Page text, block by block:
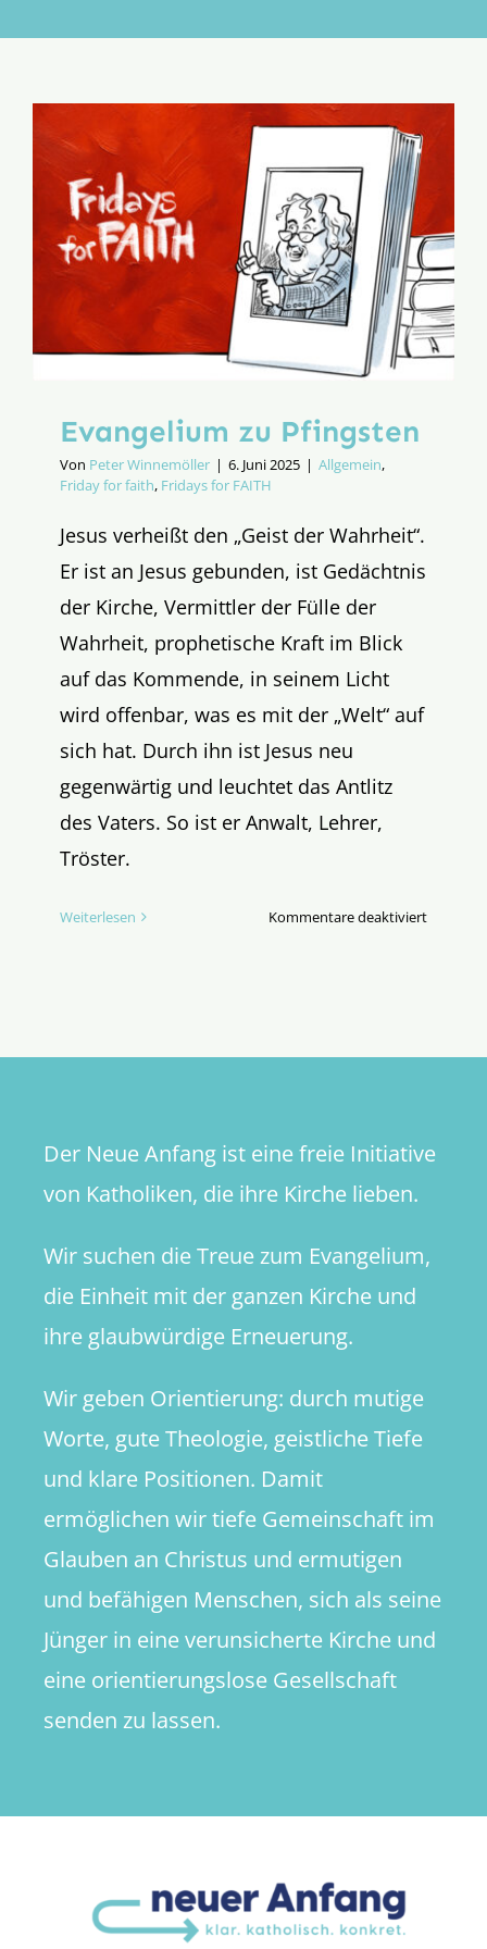
Aktion
Evangelium zu Pfingsten
Von Peter Winnemöller | 6. Juni 2025 | Allgemein,
Friday for faith, Fridays for FAITH
Jesus verheißt den „Geist der Wahrheit“.
Er ist an Jesus gebunden, ist Gedächtnis
der Kirche, Vermittler der Fülle der
Wahrheit, prophetische Kraft im Blick
auf das Kommende, in seinem Licht
wird offenbar, was es mit der „Welt“ auf
sich hat. Durch ihn ist Jesus neu
gegenwärtig und leuchtet das Antlitz
des Vaters. So ist er Anwalt, Lehrer,
Tröster.
Weiterlesen Kommentare deaktiviertfür
Der Neue Anfang ist eine freie Initiative
von Katholiken, die ihre Kirche lieben.
Wir suchen die Treue zum Evangelium,
die Einheit mit der ganzen Kirche und
ihre glaubwürdige Erneuerung.
Wir geben Orientierung: durch mutige
Worte, gute Theologie, geistliche Tiefe
und klare Positionen. Damit
ermöglichen wir tiefe Gemeinschaft im
Glauben an Christus und ermutigen
und befähigen Menschen, sich als seine
Jünger in eine verunsicherte Kirche und
eine orientierungslose Gesellschaft
senden zu lassen.